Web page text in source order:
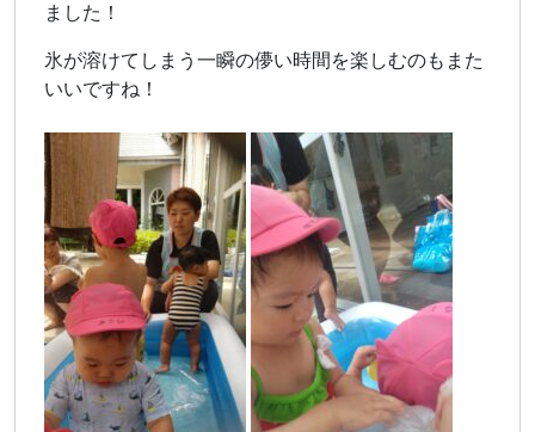
ました！
氷が溶けてしまう一瞬の儚い時間を楽しむのもまた
いいですね！